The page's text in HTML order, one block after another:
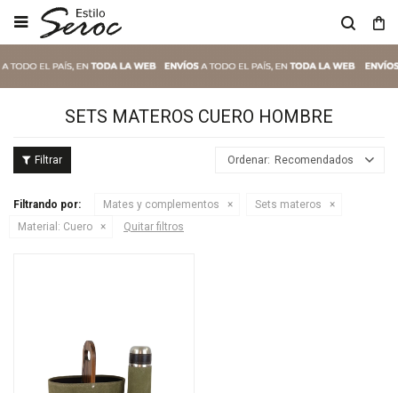

SETS MATEROS CUERO HOMBRE
Recomendados
Filtrando por: Mates y complementos
Sets materos
Material: Cuero Quitar filtros